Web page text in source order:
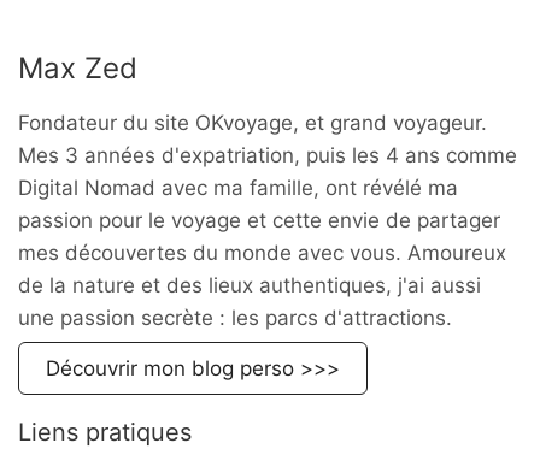
Max Zed
Fondateur du site OKvoyage, et grand voyageur.
Mes 3 années d'expatriation, puis les 4 ans comme
Digital Nomad avec ma famille, ont révélé ma
passion pour le voyage et cette envie de partager
mes découvertes du monde avec vous. Amoureux
de la nature et des lieux authentiques, j'ai aussi
une passion secrète : les parcs d'attractions.
Découvrir mon blog perso >>>
Liens pratiques